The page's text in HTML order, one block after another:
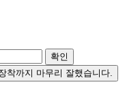
확인
착까지 마무리 잘했습니다.